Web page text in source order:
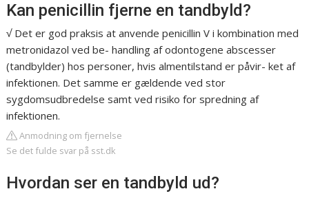
Kan penicillin fjerne en tandbyld?
√ Det er god praksis at anvende penicillin V i kombination med
metronidazol ved be- handling af odontogene abscesser
(tandbylder) hos personer, hvis almentilstand er påvir- ket af
infektionen. Det samme er gældende ved stor
sygdomsudbredelse samt ved risiko for spredning af
infektionen.
Anmodning om fjernelse
Se det fulde svar på sst.dk
Hvordan ser en tandbyld ud?